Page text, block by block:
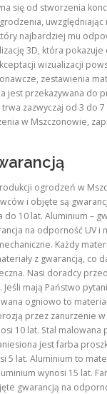
się od stworzenia
uwzględniając
najbardziej mu
3D, która
wizualizacji
zestawienia
jest przekazywana do
zazwyczaj od 3 do 7
w Mszczonowie,
ogrodzeń w
i objęte są
do 10 lat. Aluminium –
na odporność UV i
Każdy
z gwarancją, co
Nasi doradcy
Jeśli mają Państwo
ogniowo to
przez zanurzenie w
10 lat. Stal
jest farba
5 lat. Aluminium to
wynosi 15 lat.
gwarancją na